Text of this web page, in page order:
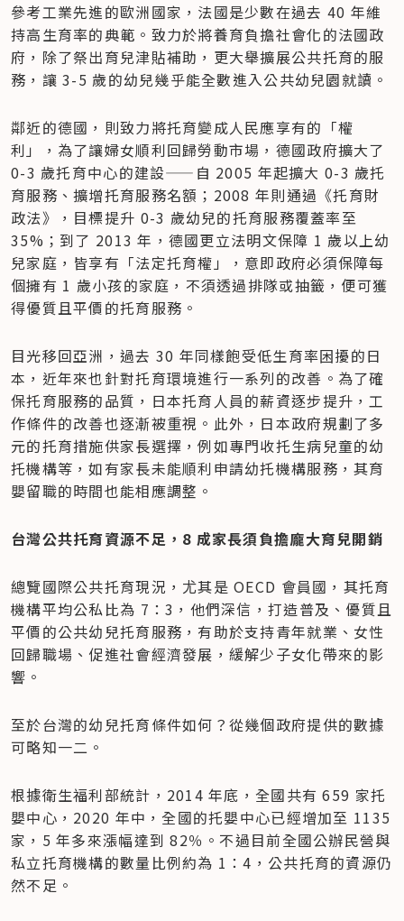
參考工業先進的歐洲國家，法國是少數在過去 40 年維
持高生育率的典範。致力於將養育負擔社會化的法國政
府，除了祭出育兒津貼補助，更大舉擴展公共托育的服
務，讓 3-5 歲的幼兒幾乎能全數進入公共幼兒園就讀。
鄰近的德國，則致力將托育變成人民應享有的「權
利」，為了讓婦女順利回歸勞動市場，德國政府擴大了
0-3 歲托育中心的建設——自 2005 年起擴大 0-3 歲托
育服務、擴增托育服務名額；2008 年則通過《托育財
政法》，目標提升 0-3 歲幼兒的托育服務覆蓋率至
35%；到了 2013 年，德國更立法明文保障 1 歲以上幼
兒家庭，皆享有「法定托育權」，意即政府必須保障每
個擁有 1 歲小孩的家庭，不須透過排隊或抽籤，便可獲
得優質且平價的托育服務。
目光移回亞洲，過去 30 年同樣飽受低生育率困擾的日
本，近年來也針對托育環境進行一系列的改善。為了確
保托育服務的品質，日本托育人員的薪資逐步提升，工
作條件的改善也逐漸被重視。此外，日本政府規劃了多
元的托育措施供家長選擇，例如專門收托生病兒童的幼
托機構等，如有家長未能順利申請幼托機構服務，其育
嬰留職的時間也能相應調整。
台灣公共托育資源不足，8 成家長須負擔龐大育兒開銷
總覽國際公共托育現況，尤其是 OECD 會員國，其托育
機構平均公私比為 7：3，他們深信，打造普及、優質且
平價的公共幼兒托育服務，有助於支持青年就業、女性
回歸職場、促進社會經濟發展，緩解少子女化帶來的影
響。
至於台灣的幼兒托育條件如何？從幾個政府提供的數據
可略知一二。
根據衛生福利部統計，2014 年底，全國共有 659 家托
嬰中心，2020 年中，全國的托嬰中心已經增加至 1135
家，5 年多來漲幅達到 82％。不過目前全國公辦民營與
私立托育機構的數量比例約為 1：4，公共托育的資源仍
然不足。